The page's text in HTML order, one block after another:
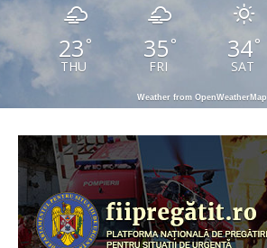
23 °
THU
35 °
FRI
34°
SAT
Weather from OpenWeatherMap